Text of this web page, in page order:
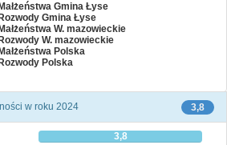
Małżeństwa Gmina Łyse
Rozwody Gmina Łyse
Małżeństwa W. mazowieckie
Rozwody W. mazowieckie
Małżeństwa Polska
Rozwody Polska
3,8
w roku 2024
3,8